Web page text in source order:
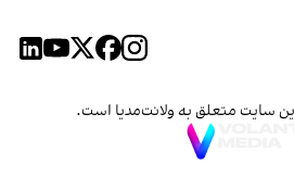
سایت متعلق به ولانت‌مدیا است.